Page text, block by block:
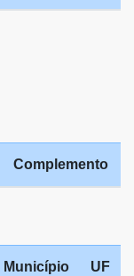
Complemento
Município UF